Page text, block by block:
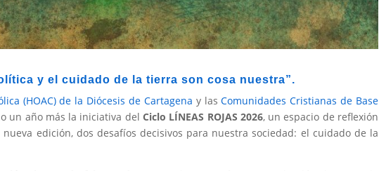
y el cuidado de la tierra son cosa nuestra”.
(HOAC) de la Diócesis de Cartagena y lasComunidades Cristianas de Base
un año más la iniciativa delCiclo LÍNEAS ROJAS 2026, un espacio de reflexión
edición, dos desafíos decisivos para nuestra sociedad: el cuidado de la